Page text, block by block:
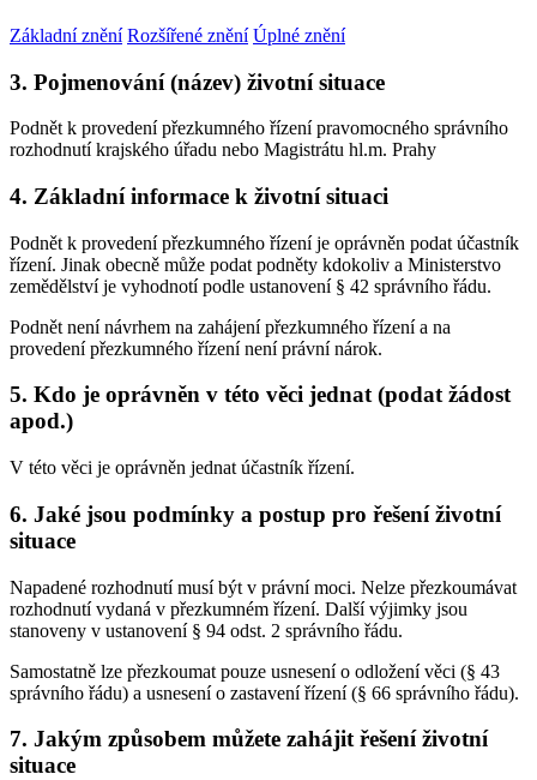
Základní znění Rozšířené znění Úplné znění
3. Pojmenování (název) životní situace
Podnět k provedení přezkumného řízení pravomocného správního
rozhodnutí krajského úřadu nebo Magistrátu hl.m. Prahy
4. Základní informace k životní situaci
Podnět k provedení přezkumného řízení je oprávněn podat účastník
řízení. Jinak obecně může podat podněty kdokoliv a Ministerstvo
zemědělství je vyhodnotí podle ustanovení § 42 správního řádu.
Podnět není návrhem na zahájení přezkumného řízení a na
provedení přezkumného řízení není právní nárok.
5. Kdo je oprávněn v této věci jednat (podat žádost
apod.)
V této věci je oprávněn jednat účastník řízení.
6. Jaké jsou podmínky a postup pro řešení životní
situace
Napadené rozhodnutí musí být v právní moci. Nelze přezkoumávat
rozhodnutí vydaná v přezkumném řízení. Další výjimky jsou
stanoveny v ustanovení § 94 odst. 2 správního řádu.
Samostatně lze přezkoumat pouze usnesení o odložení věci (§ 43
správního řádu) a usnesení o zastavení řízení (§ 66 správního řádu).
7. Jakým způsobem můžete zahájit řešení životní
situace